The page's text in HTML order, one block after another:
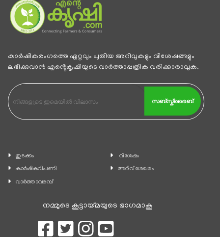
കാര്‍ഷികരംഗത്തെ ഏറ്റവും പുതിയ അറിവുകളും വിശേഷങ്ങളും
ലഭിക്കുവാന്‍ എൻ്റെകൃഷിയുടെ വാര്‍ത്താപ്പത്രിക വരിക്കാരാവുക.
സബ്സ്ക്രൈബ്
തുടക്കം
കാ‍ർഷികവിപണി
വാര്‍ത്താവരമ്പ്
വിശേഷം
അറിവ് ശേഖരം
നമ്മുടെ കൂട്ടായ്മയുടെ ഭാഗമാകൂ